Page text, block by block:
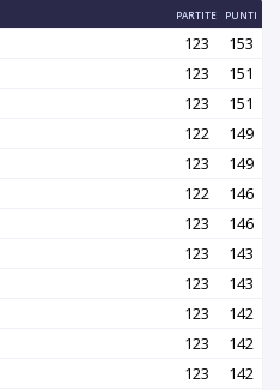
PARTITE PUNTI
123
153
123
151
123
151
122
149
123
149
122
146
123
146
123
143
123
143
123
142
123
142
123
142